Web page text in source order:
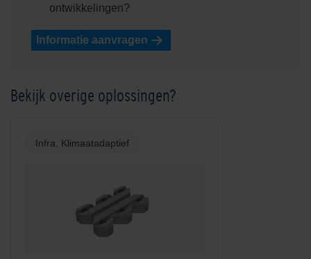
ontwikkelingen?
Informatie aanvragen
Bekijk overige oplossingen?
Infra, Klimaatadaptief